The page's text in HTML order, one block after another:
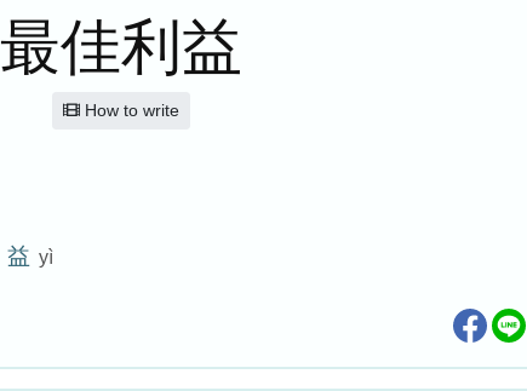
最佳利益
How to write
益 yì